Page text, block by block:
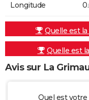
Longitude
Quelle est
Quelle est
Avis sur La
Quel est votre